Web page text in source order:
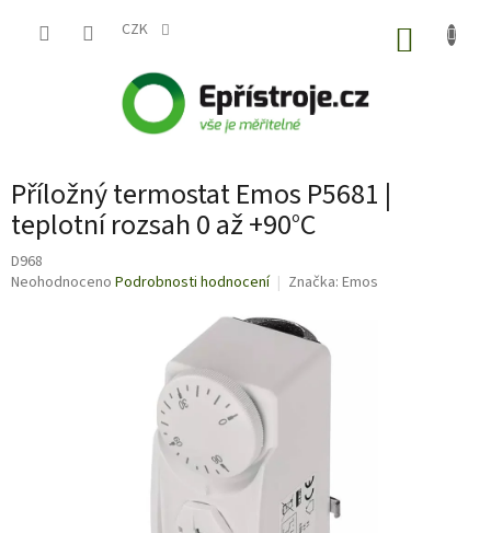
CZK
Příložný termostat Emos P5681 |
teplotní rozsah 0 až +90°C
D968
Průměrné
Neohodnoceno Podrobnosti hodnocení Značka: Emos